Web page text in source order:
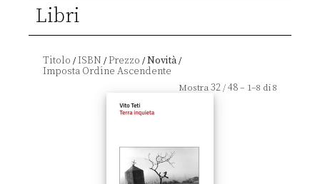
Libri
Titolo /ISBN /Prezzo /Novità/
Mostra32/48– 1–8 di 8